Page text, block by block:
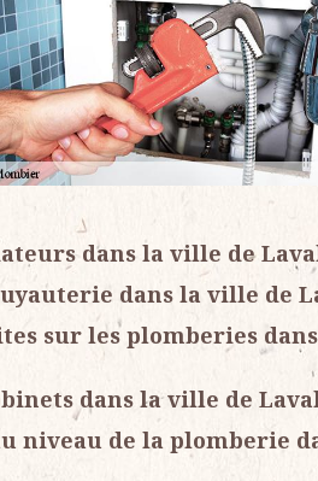
dans la ville de
dans la ville de
sur les plomberies
dans la ville de
niveau de la plomberie